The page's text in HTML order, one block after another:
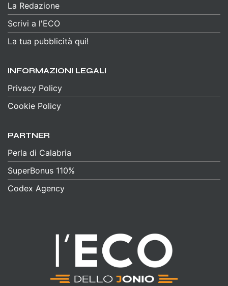
La Redazione
Scrivi a l'ECO
La tua pubblicità qui!
INFORMAZIONI LEGALI
Privacy Policy
Cookie Policy
PARTNER
Perla di Calabria
SuperBonus 110%
Codex Agency